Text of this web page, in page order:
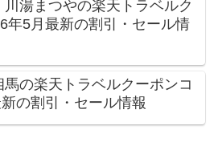
湯まつやの楽天トラベルク
年5月最新の割引・セール情
の楽天トラベルクーポンコ
の割引・セール情報